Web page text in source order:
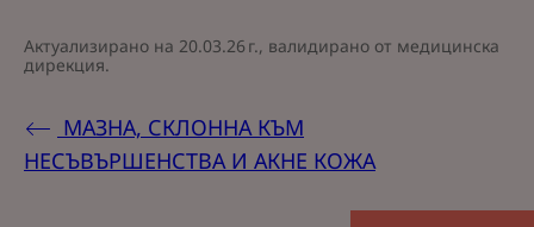
Актуализирано на 20.03.26 г., валидирано от медицинска
дирекция.
МАЗНА, СКЛОННА КЪМ
НЕСЪВЪРШЕНСТВА И АКНЕ КОЖА